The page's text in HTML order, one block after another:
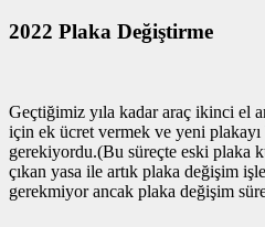
2022 Plaka Değiştirme
Geçtiğimiz yıla kadar araç ikinci el
için ek ücret vermek ve yeni
gerekiyordu.(Bu süreçte eski plaka
çıkan yasa ile artık plaka değişim
gerekmiyor ancak plaka değişim